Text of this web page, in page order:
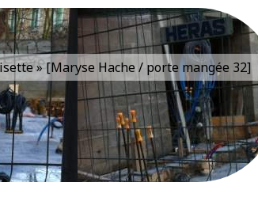
» [Maryse Hache / porte mangée 32]